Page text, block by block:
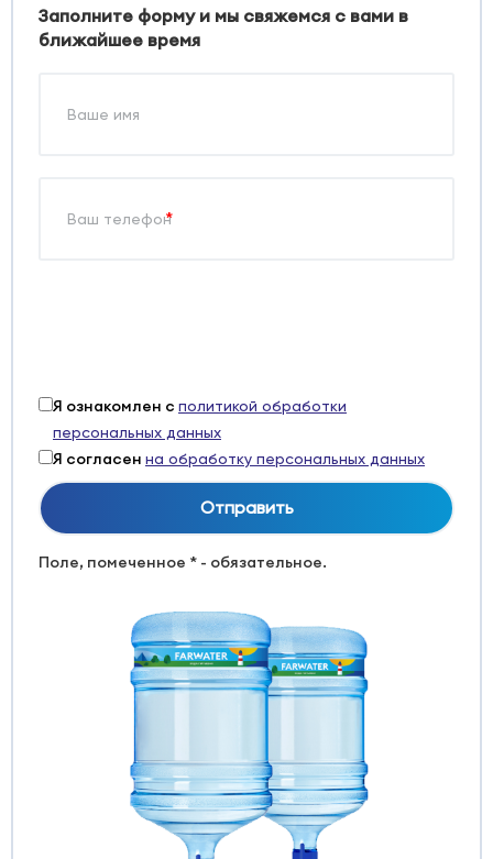
Заполните форму и мы свяжемся с вами в
ближайшее время
*
Я ознакомлен с политикой обработки
персональных данных
Я согласен на обработку персональных данных
Поле, помеченное * - обязательное.